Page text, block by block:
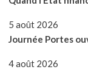
5 août 2026
Journée Portes
4 août 2026